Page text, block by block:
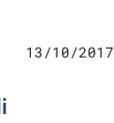
13/10/2017